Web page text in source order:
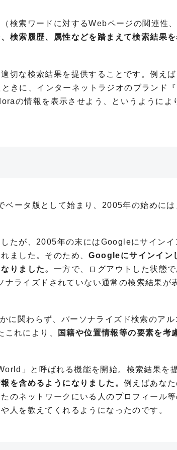
検索ワードに対するWebページの関連性
検索履歴、属性などを踏まえて検索結果を
切な検索結果を提供することです。例えば
ときに、インターネットラジオのブランド『
の情報を表示させよう、というようによ
ベータ版として始まり、 2005年の始めには
たが、2005年の末にはGoogleにサインイ
ました。そのため、Googleにサインイン
りました。 一方で、ログアウトした状態で
ライズドされていない通常の検索結果が
に関わらず、パーソナライズド検索のアル
れにより、
国籍や位置情報等の要素を考
」
と呼ばれる機能を開始。検索結果を
を含めるようになりました。例えばあなた
のネットワークにいる人のプロフィール等
人を教えてくれるようになったのです。